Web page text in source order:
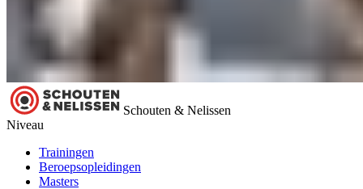
Schouten & Nelissen
Niveau
Trainingen
Beroepsopleidingen
Masters